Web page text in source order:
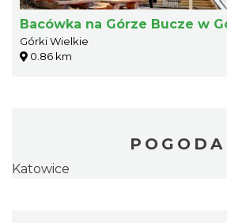
Bacówka na Górze Bucze w
Górki Wielkie
0.86 km
POGODA
Katowice